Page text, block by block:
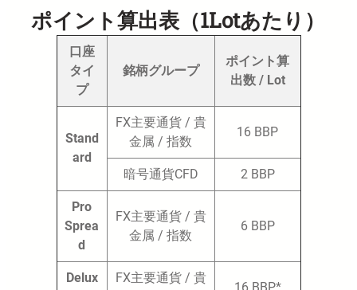
ポイント算出表（1Lotあたり）
口座
タイ
プ
銘柄グループ
ポイント算
出数 / Lot
Stand
ard
FX主要通貨 / 貴
金属 / 指数
16 BBP
暗号通貨CFD 2 BBP
Pro
Sprea
d
FX主要通貨 / 貴
金属 / 指数
6 BBP
Delux
FX主要通貨 / 貴